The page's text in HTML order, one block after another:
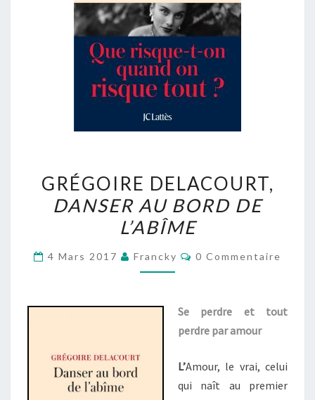
DELACOURT,
DANSER
AU
DE
GRÉGOIRE DELACOURT,
DANSER AU BORD DE
L’ABÎME
4 Mars 2017 Francky Commentaires
0 Commentaire
Se perdre et tout
perdre par amour
L’Amour, le vrai, celui
qui naît au premier